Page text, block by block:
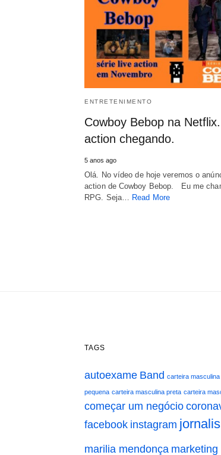
ENTRETENIMENTO
Cowboy Bebop na
action chegando.
5 anos ago
Olá. No vídeo de hoje veremos o
action de Cowboy Bebop. Eu me
RPG. Seja… Read More
TAGS
autoexame Band carteira masculina
pequena carteira masculina preta carteira
começar um negócio
facebook instagram
marilia mendonça marketing